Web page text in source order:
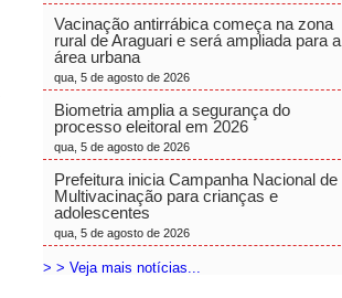
Vacinação antirrábica começa na zona
rural de Araguari e será ampliada para a
área urbana
qua, 5 de agosto de 2026
Biometria amplia a segurança do
processo eleitoral em 2026
qua, 5 de agosto de 2026
Prefeitura inicia Campanha Nacional de
Multivacinação para crianças e
adolescentes
qua, 5 de agosto de 2026
> > Veja mais notícias...